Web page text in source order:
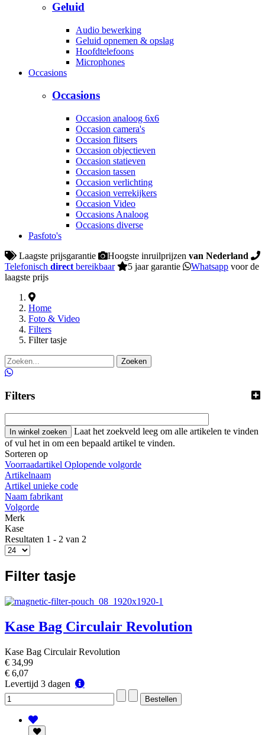
Geluid
Audio bewerking
Geluid opnemen & opslag
Hoofdtelefoons
Microphones
Occasions
Occasions
Occasion analoog 6x6
Occasion camera's
Occasion flitsers
Occasion objectieven
Occasion statieven
Occasion tassen
Occasion verlichting
Occasion verrekijkers
Occasion Video
Occasions Analoog
Occasions diverse
Pasfoto's
Laagste prijsgarantie
Hoogste inruilprijzen van Nederland
Telefonisch direct bereikbaar 5 jaar garantie Whatsapp voor de
laagste prijs
Home
Foto & Video
Filters
Filter tasje
Zoeken
Filters
Laat het zoekveld leeg om alle artikelen te vinden
of vul het in om een bepaald artikel te vinden.
Sorteren op
Voorraadartikel Oplopende volgorde
Artikelnaam
Artikel unieke code
Naam fabrikant
Volgorde
Merk
Kase
Resultaten 1 - 2 van 2
Filter tasje
Kase Bag Circulair Revolution
Kase Bag Circulair Revolution
€ 34,99
€ 6,07
Levertijd 3 dagen
Levertijd
3
dagen